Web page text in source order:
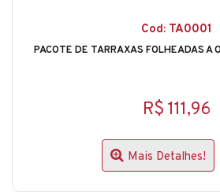
Cod: TA0001
PACOTE DE TARRAXAS FOLHEADAS A
R$ 111,96
Mais Detalhes!